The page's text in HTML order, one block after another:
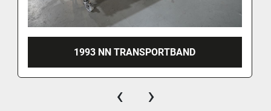
1993 NN TRANSPORTBAND
‹ ›